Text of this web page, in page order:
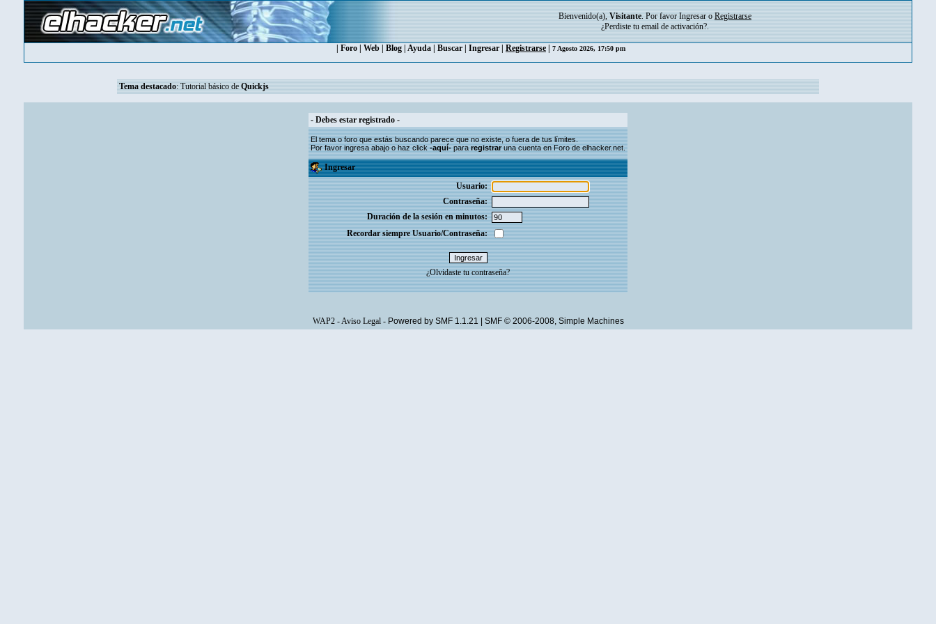
Bienvenido(a), Visitante. Por favor Ingresar o Registrarse
¿Perdiste tu email de activación?.
Foro Web Blog Ayuda Buscar Ingresar Registrarse 7 Agosto 2026, 17:50 pm
Tema destacado: Tutorial básico de Quickjs
- Debes estar registrado -
El tema o foro que estás buscando parece que no existe, o fuera de tus límites.
Por favor ingresa abajo o haz click-aquí-pararegistraruna cuenta en Foro de elhacker.net.
Ingresar
Usuario:
Contraseña:
Duración de la sesión en minutos:
Recordar siempre Usuario/Contraseña:
¿Olvidaste tu contraseña?
WAP2-Aviso Legal- Powered by SMF 1.1.21 SMF © 2006-2008, Simple Machines